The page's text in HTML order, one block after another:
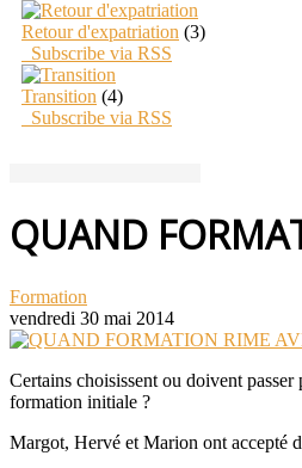
Retour d'expatriation (3)
Subscribe via RSS
Transition (4)
Subscribe via RSS
QUAND
Formation
vendredi 30 mai 2014
Certains choisissent ou doivent
formation initiale ?
Margot, Hervé et Marion ont accepté